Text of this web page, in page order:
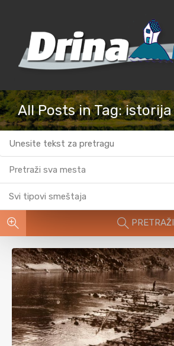
All Posts in Tag: istorija
Pretraži sva mesta
Svi tipovi smeštaja
PRETRAŽI